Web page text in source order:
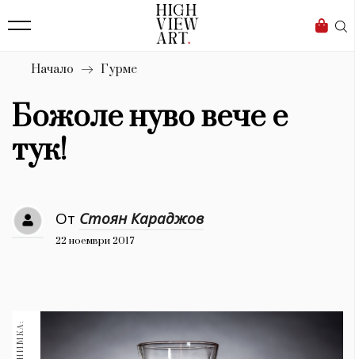
Бизнес
Мода
Dialogue
Изкуство
4340
Красота
777
Книги
Начало Гурме
Божоле нуво вече е
тук!
От Стоян Караджов
22 ноември 2017